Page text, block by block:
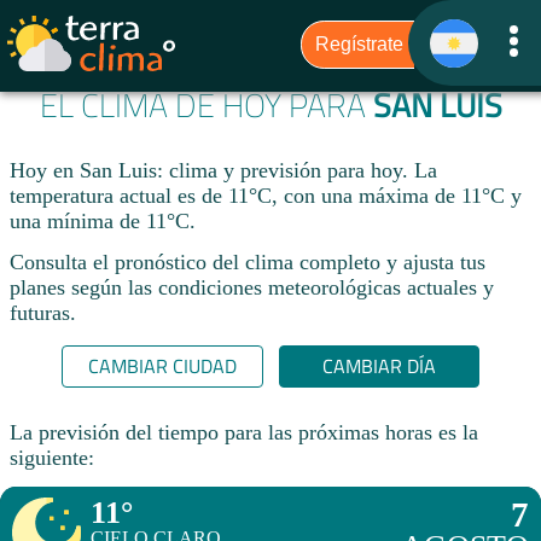
EL CLIMA DE HOY PARASAN LUIS
Hoy en San Luis: clima y previsión para hoy. La
temperatura actual es de 11°C, con una máxima de 11°C y
una mínima de 11°C.​
Consulta el pronóstico del clima completo y ajusta tus
planes según las condiciones meteorológicas actuales y
futuras.
CAMBIAR CIUDAD CAMBIAR DÍA
La previsión del tiempo para las próximas horas es la
siguiente:
11° 7